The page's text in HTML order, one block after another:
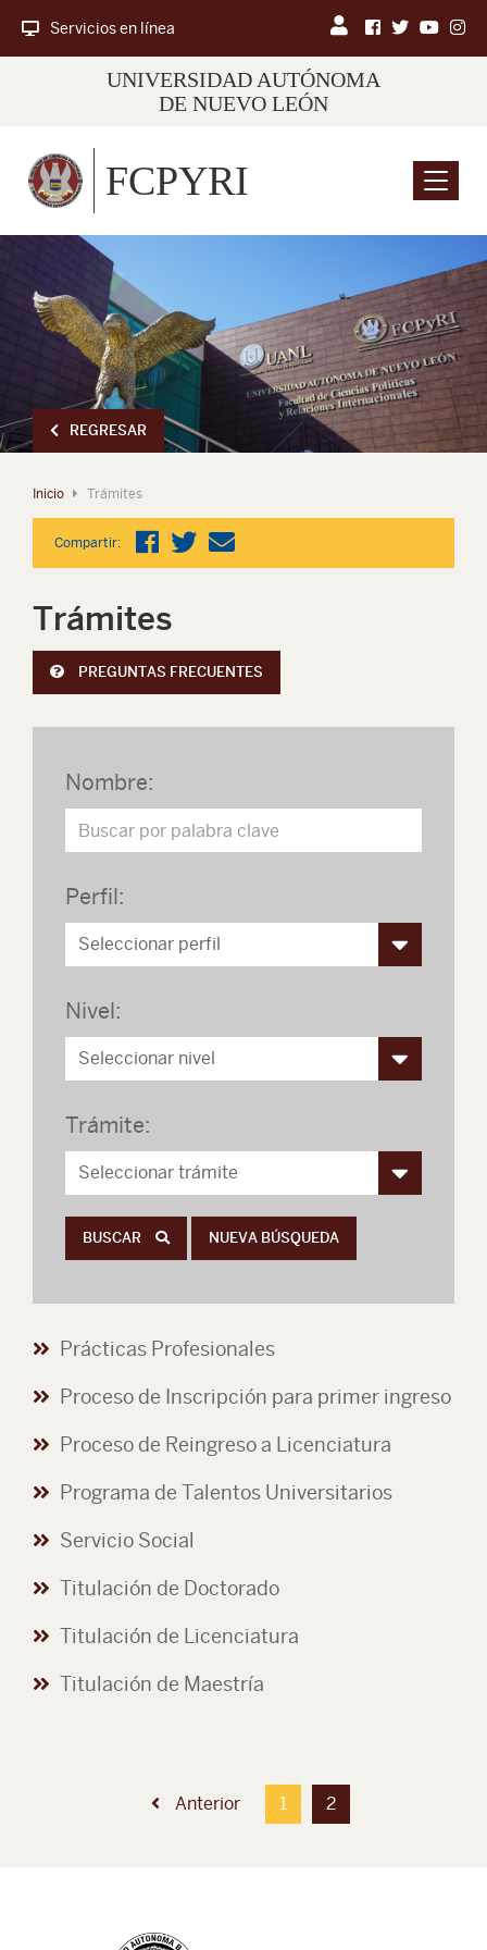
Servicios en línea
UNIVERSIDAD AUTÓNOMA
DE NUEVO LEÓN
Menu
FCPYRI
REGRESAR
Inicio Trámites
Compartir:
Trámites
PREGUNTAS FRECUENTES
Nombre:
Perfil:
Nivel:
Trámite:
BUSCAR NUEVA BÚSQUEDA
Prácticas Profesionales
Proceso de Inscripción para primer ingreso
Proceso de Reingreso a Licenciatura
Programa de Talentos Universitarios
Servicio Social
Titulación de Doctorado
Titulación de Licenciatura
Titulación de Maestría
Anterior 1 2